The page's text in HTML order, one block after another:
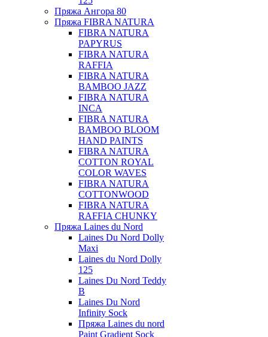
Пряжа Ангора 80
Пряжа FIBRA NATURA
FIBRA NATURA
PAPYRUS
FIBRA NATURA
RAFFIA
FIBRA NATURA
BAMBOO JAZZ
FIBRA NATURA
INCA
FIBRA NATURA
BAMBOO BLOOM
HAND PAINTS
FIBRA NATURA
COTTON ROYAL
COLOR WAVES
FIBRA NATURA
COTTONWOOD
FIBRA NATURA
RAFFIA CHUNKY
Пряжа Laines du Nord
Laines Du Nord Dolly
Maxi
Laines du Nord Dolly
125
Laines Du Nord Teddy
B
Laines Du Nord
Infinity Sock
Пряжа Laines du nord
Paint Gradient Sock